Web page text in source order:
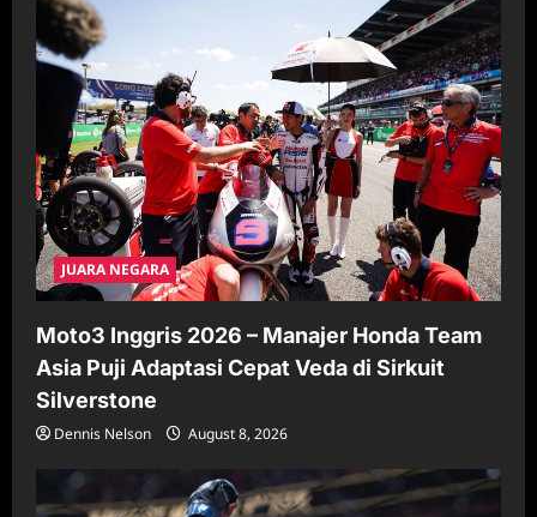
JUARA NEGARA
Moto3 Inggris 2026 – Manajer Honda Team
Asia Puji Adaptasi Cepat Veda di Sirkuit
Silverstone
Dennis Nelson August 8, 2026